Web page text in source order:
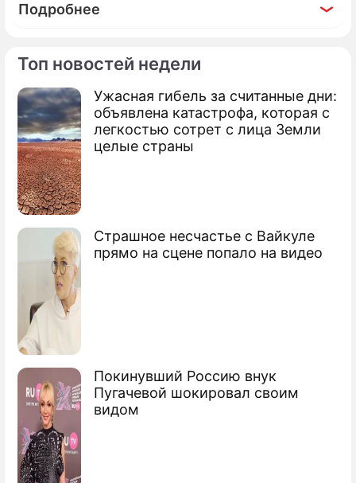
Топ новостей недели
Ужасная гибель за считанные дни:
объявлена катастрофа, которая с
легкостью сотрет с лица Земли
целые страны
Страшное несчастье с Вайкуле
прямо на сцене попало на видео
Покинувший Россию внук
Пугачевой шокировал своим
видом
Подробнее